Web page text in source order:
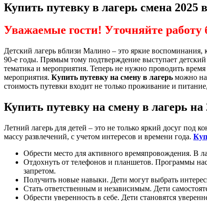
Купить путевку в лагерь смена 2025
Уважаемые гости! Уточняйте работу
Детский лагерь вблизи Малино – это яркие
90-е годы. Прямым тому подтверждение выступает детский
тематика и мероприятия. Теперь не нужно проводить
мероприятия. Купить путевку на смену в лагерь можно на
стоимость путевки входит не только проживание и
Купить путевку на смену в лагерь на
Летний лагерь для детей – это не только яркий досуг под
массу развлечений, с учетом интересов и времени года.
Обрести место для активного времяпровождения. В
Отдохнуть от телефонов и планшетов. Программы
запретом.
Получить новые навыки. Дети могут выбрать
Стать ответственным и независимым. Дети
Обрести уверенность в себе. Дети становятся